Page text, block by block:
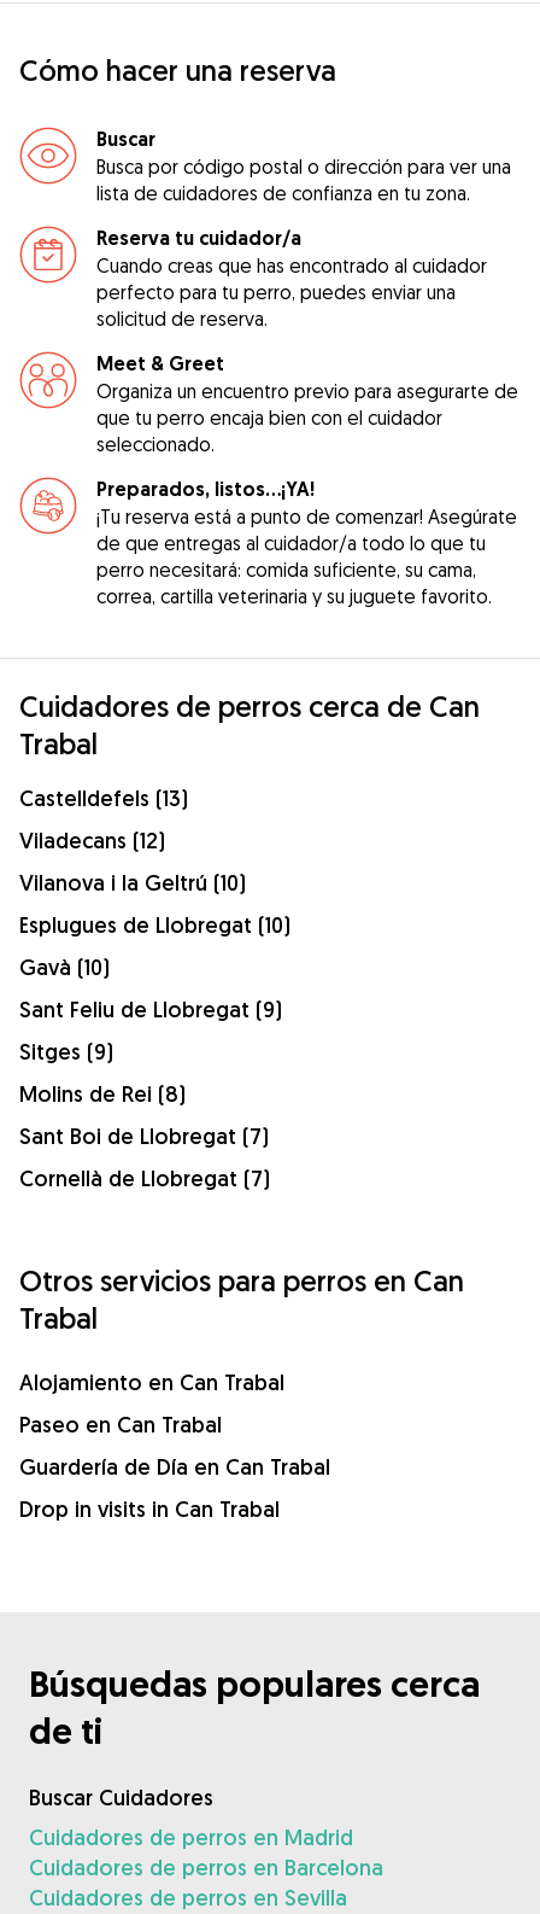
Cómo hacer una reserva
Buscar
Busca por código postal o dirección para ver una
lista de cuidadores de confianza en tu zona.
Reserva tu cuidador/a
Cuando creas que has encontrado al cuidador
perfecto para tu perro, puedes enviar una
solicitud de reserva.
Meet & Greet
Organiza un encuentro previo para asegurarte de
que tu perro encaja bien con el cuidador
seleccionado.
Preparados, listos...¡YA!
¡Tu reserva está a punto de comenzar! Asegúrate
de que entregas al cuidador/a todo lo que tu
perro necesitará: comida suficiente, su cama,
correa, cartilla veterinaria y su juguete favorito.
Cuidadores de perros cerca de Can
Trabal
Castelldefels (13)
Viladecans (12)
Vilanova i la Geltrú (10)
Esplugues de Llobregat (10)
Gavà (10)
Sant Feliu de Llobregat (9)
Sitges (9)
Molins de Rei (8)
Sant Boi de Llobregat (7)
Cornellà de Llobregat (7)
Otros servicios para perros en Can
Trabal
Alojamiento en Can Trabal
Paseo en Can Trabal
Guardería de Día en Can Trabal
Drop in visits in Can Trabal
Búsquedas populares cerca
de ti
Buscar Cuidadores
Cuidadores de perros en Madrid
Cuidadores de perros en Barcelona
Cuidadores de perros en Sevilla